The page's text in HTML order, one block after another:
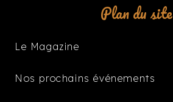
Plan du site
Le Magazine
Nos prochains événements